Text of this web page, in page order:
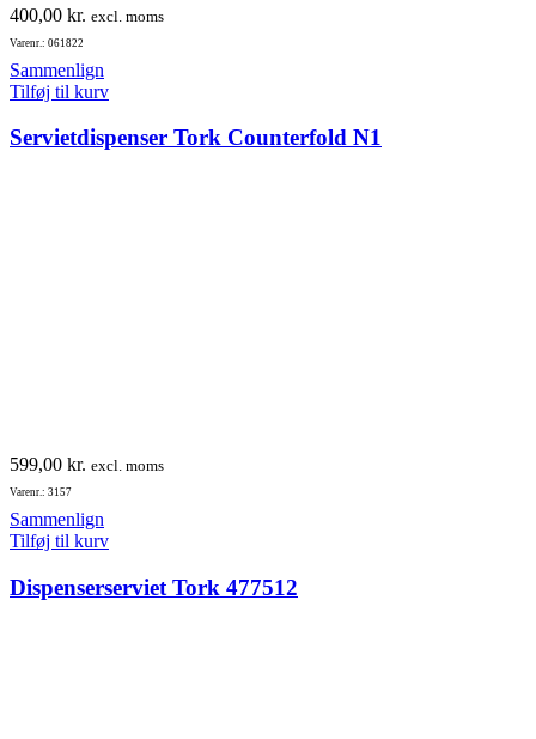
400,00 kr. excl. moms
Varenr.: 061822
Sammenlign
Tilføj til kurv
Servietdispenser Tork Counterfold N1
599,00 kr. excl. moms
Varenr.: 3157
Sammenlign
Tilføj til kurv
Dispenserserviet Tork 477512